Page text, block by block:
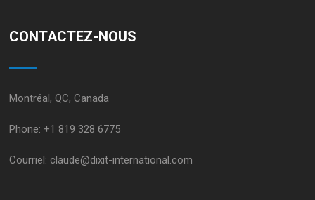
CONTACTEZ-NOUS
Montréal, QC, Canada
Phone: +1 819 328 6775
Courriel: claude@dixit-international.com